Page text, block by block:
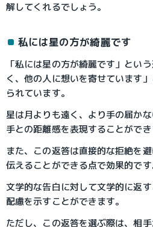
解してくれるでしょう。
私には星の方が綺麗です
「私には星の方が綺麗です」とい
く、他の人に想いを寄せています
られています。
星は月よりも遠く、より手の届か
手との距離感を表現することができ
また、この返答は直接的な拒絶を
伝えることができる点で効果的です
文学的な告白に対して文学的に返
配慮を示すことができます。
ただし、この返答を選ぶ際は、相